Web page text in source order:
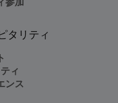
参加
タリティ
ィ
ンス